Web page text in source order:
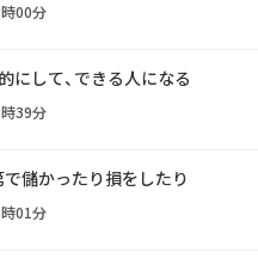
00分
にして、できる人になる
39分
儲かったり損をしたり
01分